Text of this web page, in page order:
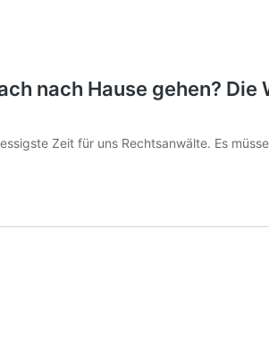
nach Hause gehen?
Zeit für uns Rechtsanwälte. Es